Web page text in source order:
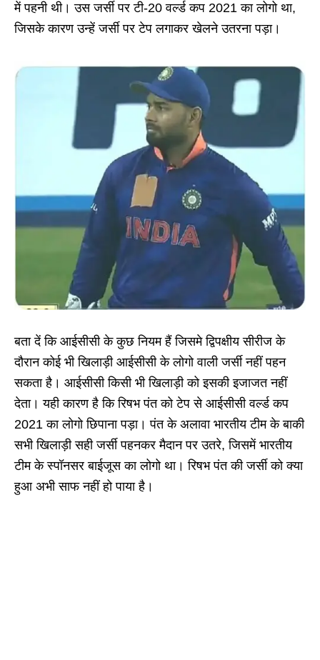
में पहनी थी। उस जर्सी पर टी-20 वर्ल्ड कप 2021 का लोगो था,
जिसके कारण उन्हें जर्सी पर टेप लगाकर खेलने उतरना पड़ा।
बता दें कि आईसीसी के कुछ नियम हैं जिसमे द्विपक्षीय सीरीज के
दौरान कोई भी खिलाड़ी आईसीसी के लोगो वाली जर्सी नहीं पहन
सकता है। आईसीसी किसी भी खिलाड़ी को इसकी इजाजत नहीं
देता। यही कारण है कि रिषभ पंत को टेप से आईसीसी वर्ल्ड कप
2021 का लोगो छिपाना पड़ा। पंत के अलावा भारतीय टीम के बाकी
सभी खिलाड़ी सही जर्सी पहनकर मैदान पर उतरे, जिसमें भारतीय
टीम के स्पॉनसर बाईजूस का लोगो था। रिषभ पंत की जर्सी को क्या
हुआ अभी साफ नहीं हो पाया है।